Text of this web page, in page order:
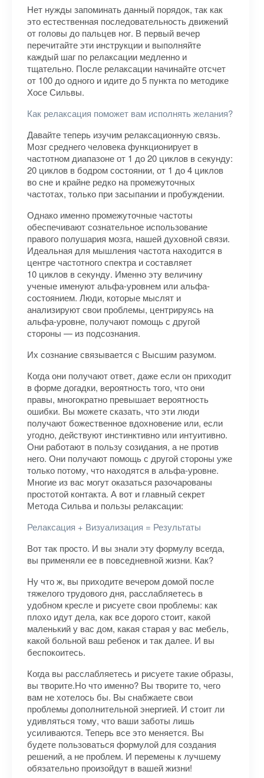
Нет нужды запоминать данный порядок, так как
это естественная последовательность движений
от головы до пальцев ног. В первый вечер
перечитайте эти инструкции и выполняйте
каждый шаг по релаксации медленно и
тщательно. После релаксации начинайте отсчет
от 100 до одного и идите до 5 пункта по методике
Хосе Сильвы.
Как релаксация поможет вам исполнять желания?
Давайте теперь изучим релаксационную связь.
Мозг среднего человека функционирует в
частотном диапазоне от 1 до 20 циклов в секунду:
20 циклов в бодром состоянии, от 1 до 4 циклов
во сне и крайне редко на промежуточных
частотах, только при засыпании и пробуждении.
Однако именно промежуточные частоты
обеспечивают сознательное использование
правого полушария мозга, нашей духовной связи.
Идеальная для мышления частота находится в
центре частотного спектра и составляет
10 циклов в секунду. Именно эту величину
ученые именуют альфа-уровнем или альфа-
состоянием. Люди, которые мыслят и
анализируют свои проблемы, центрируясь на
альфа-уровне, получают помощь с другой
стороны — из подсознания.
Их сознание связывается с Высшим разумом.
Когда они получают ответ, даже если он приходит
в форме догадки, вероятность того, что они
правы, многократно превышает вероятность
ошибки. Вы можете сказать, что эти люди
получают божественное вдохновение или, если
угодно, действуют инстинктивно или интуитивно.
Они работают в пользу созидания, а не против
него. Они получают помощь с другой стороны уже
только потому, что находятся в альфа-уровне.
Многие из вас могут оказаться разочарованы
простотой контакта. А вот и главный секрет
Метода Сильва и пользы релаксации:
Релаксация + Визуализация = Результаты
Вот так просто. И вы знали эту формулу всегда,
вы применяли ее в повседневной жизни. Как?
Ну что ж, вы приходите вечером домой после
тяжелого трудового дня, расслабляетесь в
удобном кресле и рисуете свои проблемы: как
плохо идут дела, как все дорого стоит, какой
маленький у вас дом, какая старая у вас мебель,
какой больной ваш ребенок и так далее. И вы
беспокоитесь.
Когда вы расслабляетесь и рисуете такие образы,
вы творите.Но что именно? Вы творите то, чего
вам не хотелось бы. Вы снабжаете свои
проблемы дополнительной энергией. И стоит ли
удивляться тому, что ваши заботы лишь
усиливаются. Теперь все это меняется. Вы
будете пользоваться формулой для создания
решений, а не проблем. И перемены к лучшему
обязательно произойдут в вашей жизни!